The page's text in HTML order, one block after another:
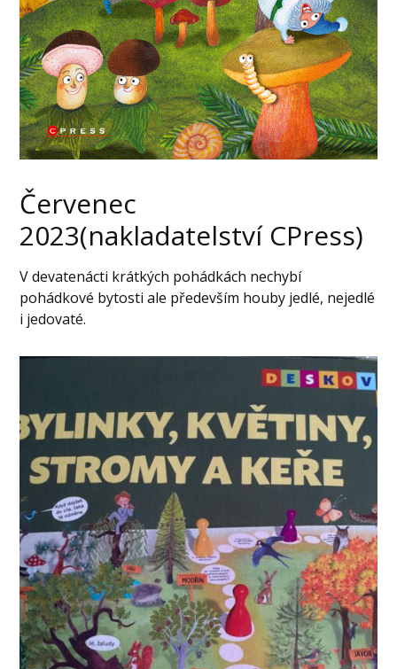
Červenec
2023(nakladatelství CPress)
V devatenácti krátkých pohádkách nechybí
pohádkové bytosti ale především houby jedlé, nejedlé
i jedovaté.